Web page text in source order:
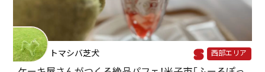
トマシバ芝犬 西部エリア